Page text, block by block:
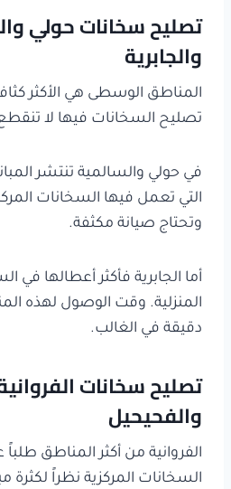
تصليح سخانات حولي
والجابرية
المناطق الوسطى هي الأكثر
تصليح السخانات فيها لا
في حولي والسالمية تنتشر
التي تعمل فيها السخانات
وتحتاج صيانة مكثفة.
أما الجابرية فأكثر أعطالها في
دقيقة في الغالب.
تصليح سخانات
والفحيحيل
الفروانية من أكثر المناطق
السخانات المركزية نظراً لكثرة